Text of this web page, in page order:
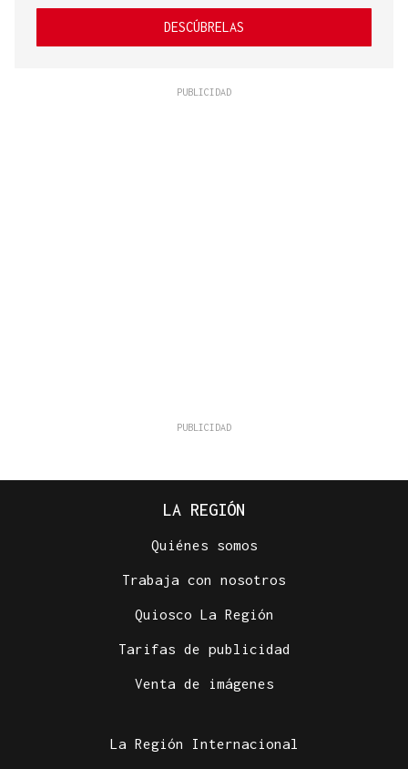
DESCÚBRELAS
LA REGIÓN
Quiénes somos
Trabaja con nosotros
Quiosco La Región
Tarifas de publicidad
Venta de imágenes
La Región Internacional